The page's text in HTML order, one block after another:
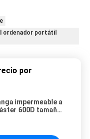
ordenador portátil
por
impermeable a
600D tamaño
pulgadas